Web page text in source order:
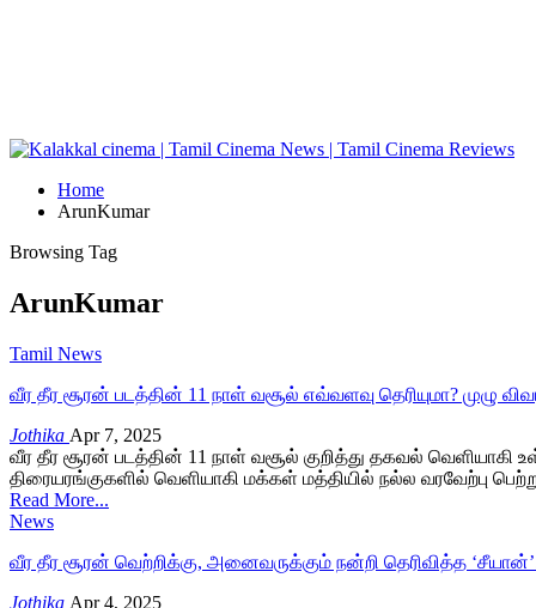
Home
ArunKumar
Browsing Tag
ArunKumar
Tamil News
வீர தீர சூரன் படத்தின் 11 நாள் வசூல் எவ்வளவு தெரியுமா? முழு
Jothika Apr 7, 2025
வீர தீர சூரன் படத்தின் 11 நாள் வசூல் குறித்து தகவல் வெளியாகி
திரையரங்குகளில் வெளியாகி மக்கள் மத்தியில் நல்ல வரவேற்பு
Read More...
News
வீர தீர சூரன் வெற்றிக்கு, அனைவருக்கும் நன்றி தெரிவித்த
Jothika Apr 4, 2025